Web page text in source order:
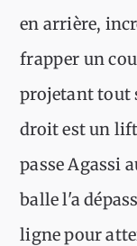
en arrière,
frapper un
projetant tout
droit est un
passe Agassi
balle l'a
ligne pour